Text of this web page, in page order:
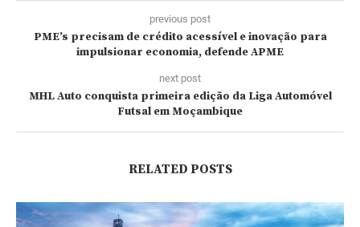
previous post
PME’s precisam de crédito acessível e inovação para
impulsionar economia, defende APME
next post
MHL Auto conquista primeira edição da Liga Automóvel
Futsal em Moçambique
RELATED POSTS